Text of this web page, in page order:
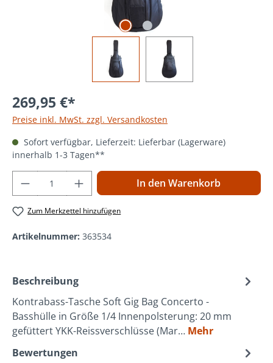
269,95 €*
Preise inkl. MwSt. zzgl. Versandkosten
Sofort verfügbar, Lieferzeit: Lieferbar (Lagerware)
innerhalb 1-3 Tagen**
Produkt Anzahl: Gib den gewünschten
In den Warenkorb
Zum Merkzettel hinzufügen
Artikelnummer: 363534
Beschreibung
Kontrabass-Tasche Soft Gig Bag Concerto -
Basshülle in Größe 1/4 Innenpolsterung: 20 mm
gefüttert YKK-Reissverschlüsse (Mar… Mehr
Bewertungen